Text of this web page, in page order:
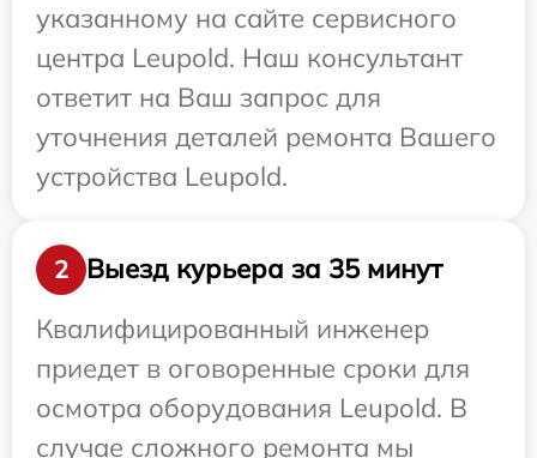
указанному на сайте сервисного
центра Leupold. Наш консультант
ответит на Ваш запрос для
уточнения деталей ремонта Вашего
устройства Leupold.
2
Выезд курьера за 35 минут
Квалифицированный инженер
приедет в оговоренные сроки для
осмотра оборудования Leupold. В
случае сложного ремонта мы